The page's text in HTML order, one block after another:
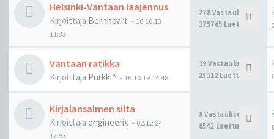
Helsinki-Vantaan laajennus
Kirjoittaja Bernheart - 16.10.13
11:33
278 Vastaukset
175765 Luettu
Vantaan ratikka
Kirjoittaja Purkki^ - 16.10.19 14:48
19 Vastaukset
23112 Luettu
Kirjalansalmen silta
Kirjoittaja engineerix - 02.12.24
17:53
8 Vastaukset
8542 Luettu